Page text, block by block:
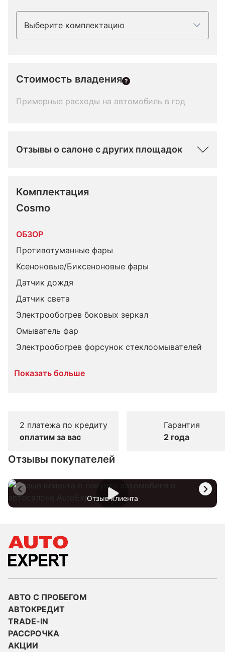
Выберите комплектацию
Стоимость владения
Примерные расходы на автомобиль в год
Отзывы о салоне с других площадок
Комплектация
Cosmo
ОБЗОР
Противотуманные фары
Ксеноновые/Биксеноновые фары
Датчик дождя
Датчик света
Электрообогрев боковых зеркал
Омыватель фар
Электрообогрев форсунок стеклоомывателей
Показать больше
2 платежа по кредиту
оплатим за вас
Гарантия
2 года
Отзывы покупателей
Отзыв клиента
АВТО С ПРОБЕГОМ
АВТОКРЕДИТ
TRADE-IN
РАССРОЧКА
АКЦИИ